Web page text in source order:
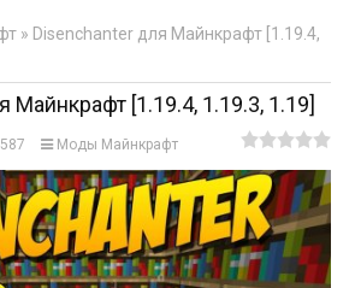
Регистрация
» Disenchanter для Майнкрафт [1.19.4,
Майнкрафт [1.19.4, 1.19.3, 1.19]
587 Моды Майнкрафт